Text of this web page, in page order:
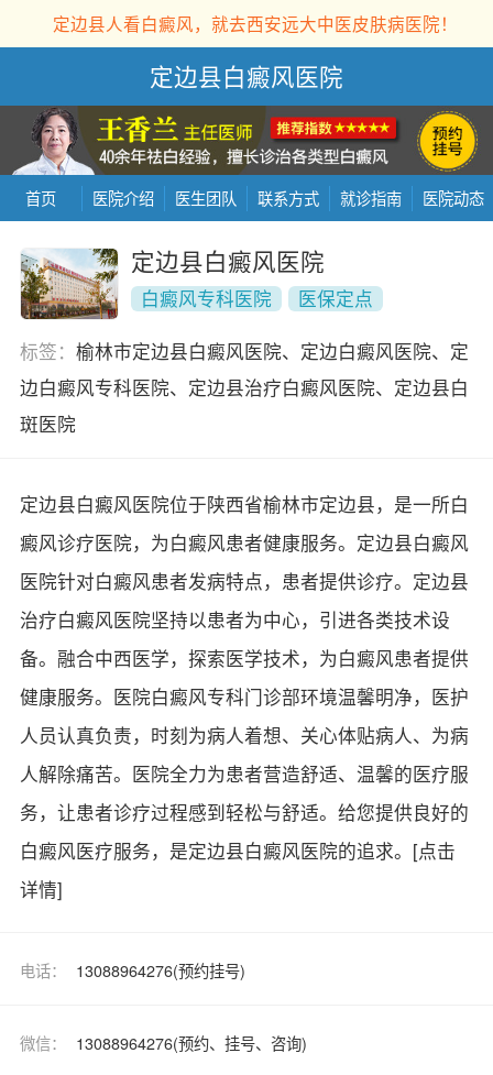
定边县人看白癜风，就去西安远大中医皮肤病医院！
定边县白癜风医院
首页 医院介绍 医生团队 联系方式 就诊指南 医院动态
定边县白癜风医院
白癜风专科医院
医保定点
标签： 榆林市定边县白癜风医院、定边白癜风医院、定
边白癜风专科医院、定边县治疗白癜风医院、定边县白
斑医院
定边县白癜风医院位于陕西省榆林市定边县，是一所白
癜风诊疗医院，为白癜风患者健康服务。定边县白癜风
医院针对白癜风患者发病特点，患者提供诊疗。定边县
治疗白癜风医院坚持以患者为中心，引进各类技术设
备。融合中西医学，探索医学技术，为白癜风患者提供
健康服务。医院白癜风专科门诊部环境温馨明净，医护
人员认真负责，时刻为病人着想、关心体贴病人、为病
人解除痛苦。医院全力为患者营造舒适、温馨的医疗服
务，让患者诊疗过程感到轻松与舒适。给您提供良好的
白癜风医疗服务，是定边县白癜风医院的追求。 [点击
详情]
电话： 13088964276(预约挂号)
微信： 13088964276(预约、挂号、咨询)